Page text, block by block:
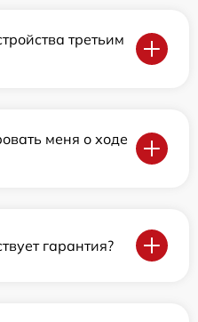
третьим
меня о ходе
гарантия?